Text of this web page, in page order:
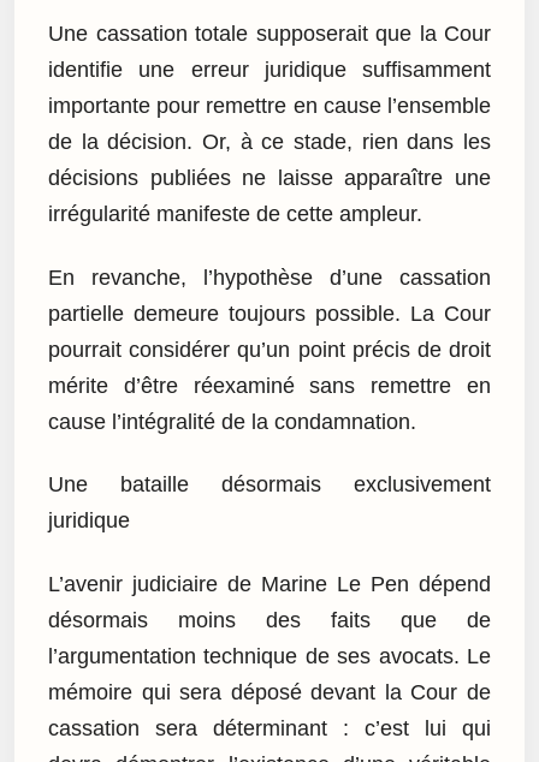
Une cassation totale supposerait que la Cour
identifie une erreur juridique suffisamment
importante pour remettre en cause l’ensemble
de la décision. Or, à ce stade, rien dans les
décisions publiées ne laisse apparaître une
irrégularité manifeste de cette ampleur.
En revanche, l’hypothèse d’une cassation
partielle demeure toujours possible. La Cour
pourrait considérer qu’un point précis de droit
mérite d’être réexaminé sans remettre en
cause l’intégralité de la condamnation.
Une bataille désormais exclusivement
juridique
L’avenir judiciaire de Marine Le Pen dépend
désormais moins des faits que de
l’argumentation technique de ses avocats. Le
mémoire qui sera déposé devant la Cour de
cassation sera déterminant : c’est lui qui